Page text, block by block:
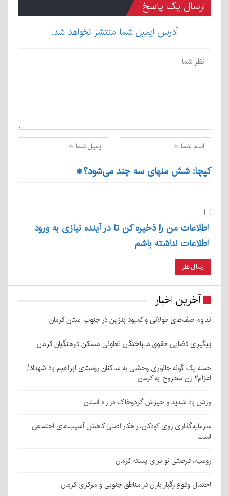
ارسال یک پاسخ
آدرس ایمیل شما منتشر نخواهد شد.
کپچا: شش منهای سه چند می‌شود؟*
اطلاعات من را ذخیره کن تا در آینده نیازی به ورود
اطلاعات نداشته باشم
آخرین اخبار
تداوم صف‌های طولانی و کمبود بنزین در جنوب استان کرمان
پیگیری قضایی حقوق مالباختگان تعاونی مسکن فرهنگیان کرمان
حمله یک گونه جانوری وحشی به ساکنان روستای ابراهیم‌آباد شهداد/
اعزام۲ زن مجروح به کرمان
وزش باد شدید و خیزش گردوخاک در راه استان
سرمایه‌گذاری روی کودکان، راهکار اصلی کاهش آسیب‌های اجتماعی
است
روسیه، فرصتی نو برای پسته کرمان
احتمال وقوع رگبار باران در مناطق جنوبی و مرکزی کرمان